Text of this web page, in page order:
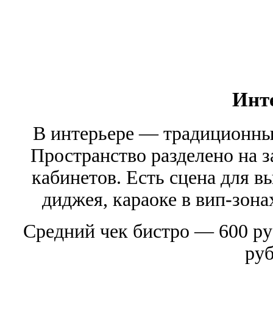
В интерьере —
Пространство разделено на
кабинетов. Есть сцена для
диджея, караоке в вип-
Средний чек бистро — 600